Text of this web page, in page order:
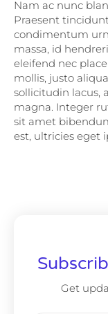
Nam ac nunc
Praesent
condimentum
massa, id
eleifend nec
mollis, justo
sollicitudin lacus,
magna. Integer
sit amet
est, ultricies eget
Get